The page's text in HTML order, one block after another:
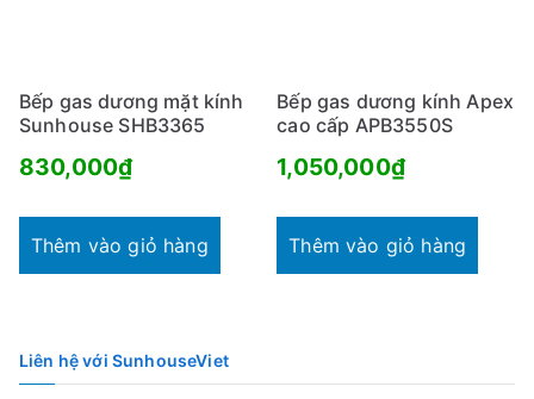
Bếp gas dương mặt kính
Sunhouse SHB3365
830,000₫
Thêm vào giỏ hàng
Bếp gas dương kính Apex
cao cấp APB3550S
1,050,000₫
Thêm vào giỏ hàng
Liên hệ với SunhouseViet